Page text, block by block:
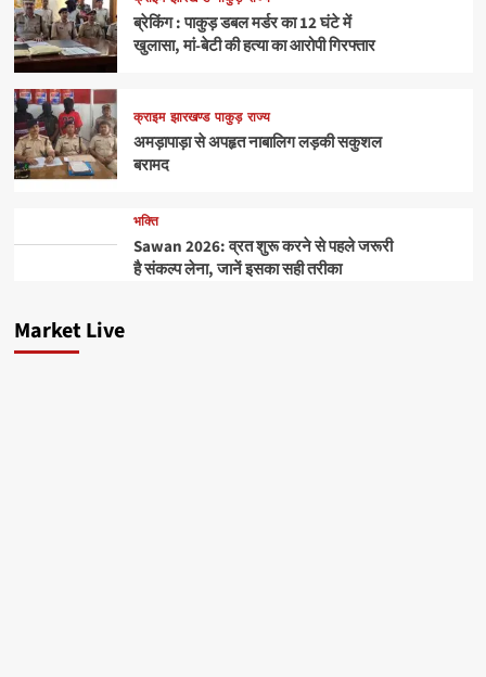
ब्रेकिंग : पाकुड़ डबल मर्डर का 12 घंटे में
खुलासा, मां-बेटी की हत्या का आरोपी गिरफ्तार
क्राइम झारखण्ड पाकुड़ राज्य
अमड़ापाड़ा से अपहृत नाबालिग लड़की सकुशल
बरामद
भक्ति
Sawan 2026: व्रत शुरू करने से पहले जरूरी
है संकल्प लेना, जानें इसका सही तरीका
Market Live